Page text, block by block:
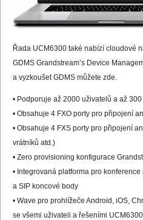
Řada UCM6300 také nabízí cloudové
GDMS Grandstream’s Device
a vyzkoušet GDMS můžete zde
• Podporuje až 2000 uživatelů a až
• Obsahuje 4 FXO porty pro připojení
• Obsahuje 4 FXS porty pro připojení
vrátníků atd.)
• Zero provisioning konfigurace
• Integrovaná platforma pro
a SIP koncové body
• Wave pro prohlížeče Android, iOS,
se všemi uživateli a řešeními UCM6300